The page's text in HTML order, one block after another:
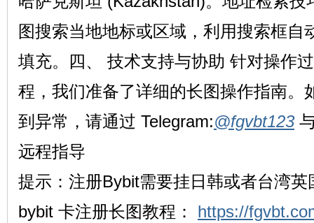
图搜索当地地标或区域，利用搜索框自
填充。四、 技术支持与协助 针对操作
程，我们准备了详细的长图操作指南。
到异常，请通过 Telegram:@fgvbt123
远程指导
提示：注册Bybit需要挂日韩或者台湾英
bybit 卡注册长图教程： https://